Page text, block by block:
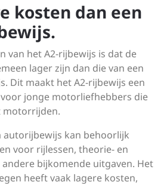
kosten dan een
van het A2-rijbewijs is dat de
lager zijn dan die van een
Dit maakt het A2-rijbewijs een
jonge motorliefhebbers die
motorrijden.
autorijbewijs kan behoorlijk
voor rijlessen, theorie- en
bijkomende uitgaven. Het
heeft vaak lagere kosten,